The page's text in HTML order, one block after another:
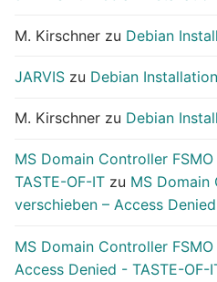
M. Kirschner zu Debian
JARVIS zu Debian
M. Kirschner zu Debian
MS Domain Controller
TASTE-OF-IT zu MS Domain
verschieben – Access Denied
MS Domain Controller
Access Denied - TASTE-OF-